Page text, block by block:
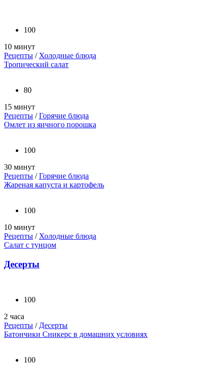
100
10 минут
Рецепты / Холодные блюда
Тропический салат
80
15 минут
Рецепты /Горячие блюда
Омлет из яичного порошка
100
30 минут
Рецепты /Горячие блюда
Жареная капуста и картофель
100
10 минут
Рецепты / Холодные блюда
Салат с тунцом
Десерты
100
2 часа
Рецепты /Десерты
Батончики Сникерс в домашних условиях
100